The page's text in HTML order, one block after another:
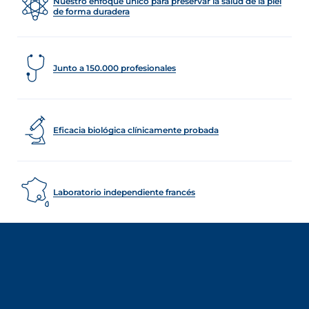
de forma duradera
Junto a 150.000 profesionales
Eficacia biológica clínicamente probada
Laboratorio independiente francés